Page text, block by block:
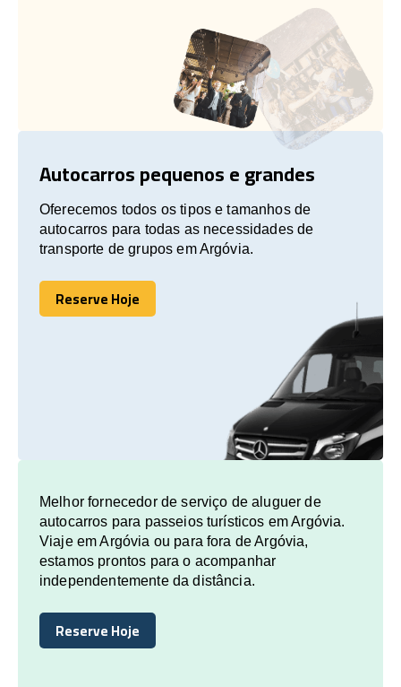
Autocarros pequenos e grandes
Oferecemos todos os tipos e tamanhos de
autocarros para todas as necessidades de
transporte de grupos em Argóvia.
Reserve Hoje
Reserve Hoje
Melhor fornecedor de serviço de aluguer de
autocarros para passeios turísticos em Argóvia.
Viaje em Argóvia ou para fora de Argóvia,
estamos prontos para o acompanhar
independentemente da distância.
Reserve Hoje
Reserve Hoje